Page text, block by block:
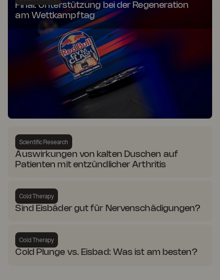
Final: Unterstützung bei der Regeneration
am Wettkampftag
Scientific Research
Auswirkungen von kalten Duschen auf
Patienten mit entzündlicher Arthritis
Cold Therapy
Sind Eisbäder gut für Nervenschädigungen?
Cold Therapy
Cold Plunge vs. Eisbad: Was ist am besten?